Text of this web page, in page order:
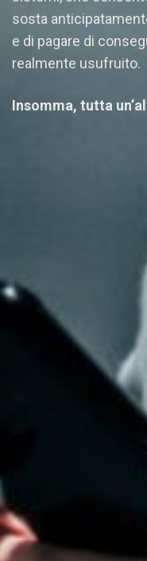
sosta
e di pagare di
realmente usufruito.
Insomma, tutta